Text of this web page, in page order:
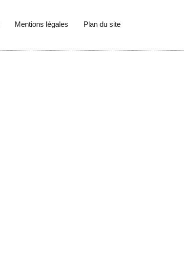
Mentions légales Plan du site